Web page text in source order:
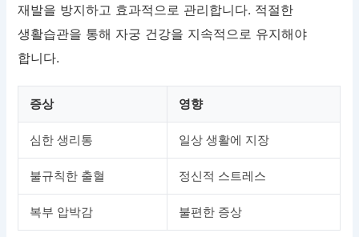
재발을 방지하고 효과적으로 관리합니다. 적절한
생활습관을 통해 자궁 건강을 지속적으로 유지해야
합니다.
증상 영향
심한 생리통 일상 생활에 지장
불규칙한 출혈 정신적 스트레스
복부 압박감 불편한 증상